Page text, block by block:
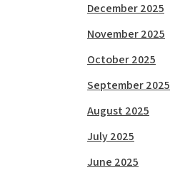
December 2025
November 2025
October 2025
September 2025
August 2025
July 2025
June 2025